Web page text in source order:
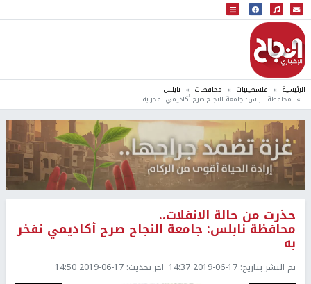
البث المباشر
إذاعة النجاح
الرئيسية فلسطينيات محافظات نابلس
محافظة نابلس: جامعة النجاح صرح أكاديمي نفخر به
حذرت من حالة الانفلات..
محافظة نابلس: جامعة النجاح صرح أكاديمي نفخر
به
تم النشر بتاريخ: 2019-06-17 14:37 اخر تحديث: 2019-06-17 14:50